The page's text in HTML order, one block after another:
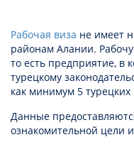
Рабочая виза не имеет
районам Алании.
то есть предприятие, в
турецкому
как минимум 5
Данные
ознакомительной цели